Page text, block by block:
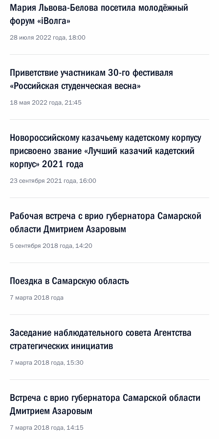
Мария Львова-Белова посетила молодёжный
форум «iВолга»
28 июля 2022 года, 18:00
Приветствие участникам 30-го фестиваля
«Российская студенческая весна»
18 мая 2022 года, 21:45
Новороссийскому казачьему кадетскому корпусу
присвоено звание «Лучший казачий кадетский
корпус» 2021 года
23 сентября 2021 года, 16:00
Рабочая встреча с врио губернатора Самарской
области Дмитрием Азаровым
5 сентября 2018 года, 14:20
Поездка в Самарскую область
7 марта 2018 года
Заседание наблюдательного совета Агентства
стратегических инициатив
7 марта 2018 года, 15:30
Встреча с врио губернатора Самарской области
Дмитрием Азаровым
7 марта 2018 года, 14:15